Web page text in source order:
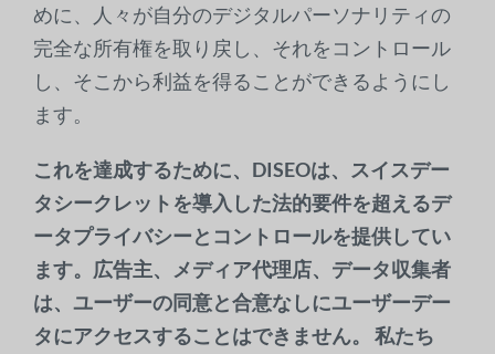
めに、人々が自分のデジタルパーソナリティの
完全な所有権を取り戻し、それをコントロール
し、そこから利益を得ることができるようにし
ます。
これを達成するために、DISEOは、スイスデー
タシークレットを導入した法的要件を超えるデ
ータプライバシーとコントロールを提供してい
ます。広告主、メディア代理店、データ収集者
は、ユーザーの同意と合意なしにユーザーデー
タにアクセスすることはできません。 私たち